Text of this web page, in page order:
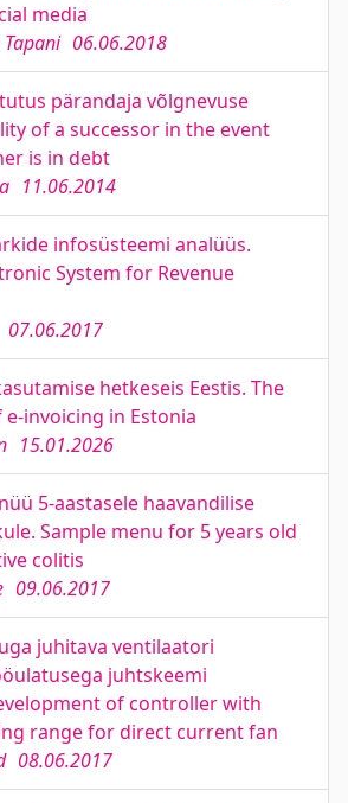
media
06.06.2018
pärandaja võlgnevuse
of a successor in the event
is in debt
11.06.2014
infosüsteemi analüüs.
System for Revenue
07.06.2017
hetkeseis Eestis. The
invoicing in Estonia
15.01.2026
5-aastasele haavandilise
Sample menu for 5 years old
colitis
09.06.2017
juhitava ventilaatori
juhtskeemi
of controller with
range for direct current fan
08.06.2017